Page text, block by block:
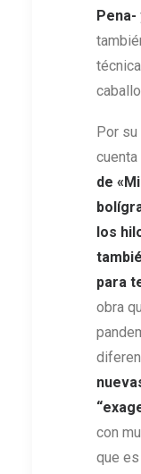
Pena-
Por su
cuenta
de
los
para
obra
con
que